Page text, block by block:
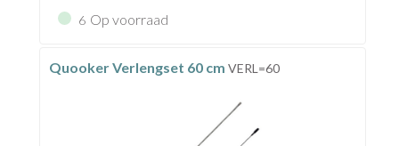
6 Op voorraad
Quooker Verlengset 60 cm VERL=60